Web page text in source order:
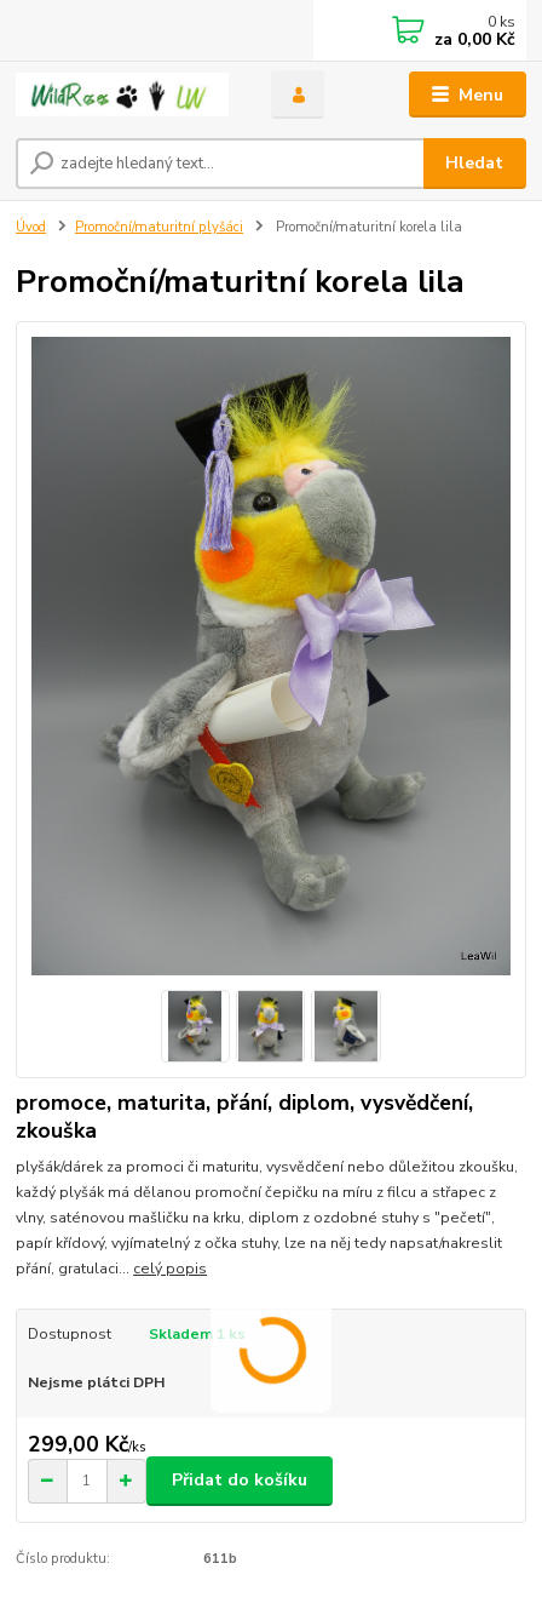
Menu
Hledat
0 ks
za 0,00 Kč
Úvod Promoční/maturitní plyšáci Promoční/maturitní korela lila
Promoční/maturitní korela lila
promoce, maturita, přání, diplom, vysvědčení,
zkouška
plyšák/dárek za promoci či maturitu, vysvědčení nebo důležitou zkoušku,
každý plyšák má dělanou promoční čepičku na míru z filcu a střapec z
vlny, saténovou mašličku na krku, diplom z ozdobné stuhy s "pečetí",
papír křídový, vyjímatelný z očka stuhy, lze na něj tedy napsat/nakreslit
přání, gratulaci... celý popis
Dostupnost Skladem 1 ks
Nejsme plátci DPH
299,00 Kč/ks
Přidat do košíku
Číslo produktu: 611b